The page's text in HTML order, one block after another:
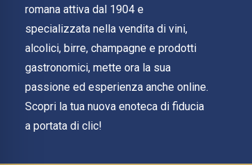
romana attiva dal 1904 e
specializzata nella vendita di vini,
alcolici, birre, champagne e prodotti
gastronomici, mette ora la sua
passione ed esperienza anche online.
Scopri la tua nuova enoteca di fiducia
a portata di clic!